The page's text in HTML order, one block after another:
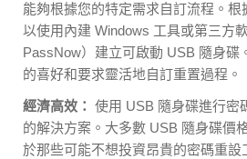
能夠根據您的特定需求自訂流程。
以使用內建 Windows 工具或第三方
PassNow）建立可啟動 USB 隨身碟
的喜好和要求靈活地自訂重置過程。
經濟高效： 使用 USB 隨身碟進行密
的解決方案。大多數 USB 隨身碟價
於那些可能不想投資昂貴的密碼重設